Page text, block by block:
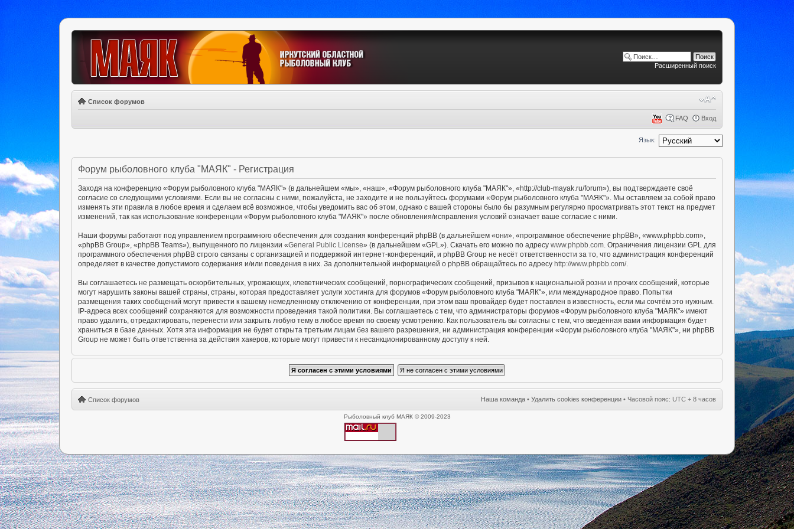
Расширенный поиск
Список форумов
FAQ Вход
Язык:
Форум рыболовного клуба "МАЯК" - Регистрация
Заходя на конференцию «Форум рыболовного клуба "МАЯК"» (в дальнейшем «мы», «наш», «Форум рыболовного клуба "МАЯК"», «http://club-mayak.ru/forum»), вы подтверждаете своё
согласие со следующими условиями. Если вы не согласны с ними, пожалуйста, не заходите и не пользуйтесь форумами «Форум рыболовного клуба "МАЯК"». Мы оставляем за собой право
изменять эти правила в любое время и сделаем всё возможное, чтобы уведомить вас об этом, однако с вашей стороны было бы разумным регулярно просматривать этот текст на предмет
изменений, так как использование конференции «Форум рыболовного клуба "МАЯК"» после обновления/исправления условий означает ваше согласие с ними.
Наши форумы работают под управлением программного обеспечения для создания конференций phpBB (в дальнейшем «они», «программное обеспечение phpBB», «www.phpbb.com»,
«phpBB Group», «phpBB Teams»), выпущенного по лицензии «General Public License» (в дальнейшем «GPL»). Скачать его можно по адресу www.phpbb.com . Ограничения лицензии GPL для
программного обеспечения phpBB строго связаны с организацией и поддержкой интернет-конференций, и phpBB Group не несёт ответственности за то, что администрация конференций
определяет в качестве допустимого содержания и/или поведения в них. За дополнительной информацией о phpBB обращайтесь по адресу http://www.phpbb.com/.
Вы соглашаетесь не размещать оскорбительных, угрожающих, клеветнических сообщений, порнографических сообщений, призывов к национальной розни и прочих сообщений, которые
могут нарушить законы вашей страны, страны, которая предоставляет услуги хостинга для форумов «Форум рыболовного клуба "МАЯК"», или международное право. Попытки
размещения таких сообщений могут привести к вашему немедленному отключению от конференции, при этом ваш провайдер будет поставлен в известность, если мы сочтём это нужным.
IP-адреса всех сообщений сохраняются для возможности проведения такой политики. Вы соглашаетесь с тем, что администраторы форумов «Форум рыболовного клуба "МАЯК"» имеют
право удалить, отредактировать, перенести или закрыть любую тему в любое время по своему усмотрению. Как пользователь вы согласны с тем, что введённая вами информация будет
храниться в базе данных. Хотя эта информация не будет открыта третьим лицам без вашего разрешения, ни администрация конференции «Форум рыболовного клуба "МАЯК"», ни phpBB
Group не может быть ответственна за действия хакеров, которые могут привести к несанкционированному доступу к ней.
Список форумов Наша команда • Удалить cookies конференции • Часовой пояс: UTC + 8 часов
Рыболовный клуб МАЯК © 2009-2023